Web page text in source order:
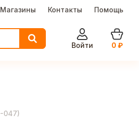
Магазины Контакты Помощь
Войти
0 ₽
047)